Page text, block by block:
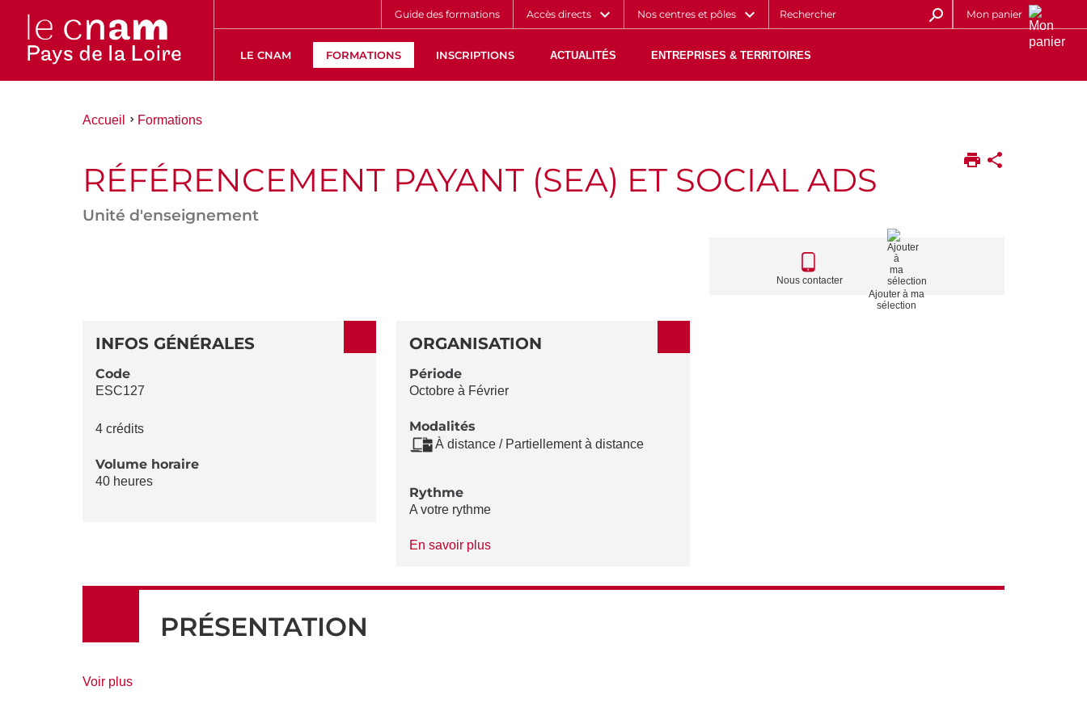
Aller
Navigation
Accès
Connexion
Guide des formations Accès directs Nos centres et pôles Mon panier
LE CNAM FORMATIONS INSCRIPTIONS ACTUALITÉS ENTREPRISES & TERRITOIRES
Vous
Accueil Formations
RÉFÉRENCEMENT PAYANT (SEA) ET SOCIAL ADS
Unité d'enseignement
DE
LA
CALL
TO
ACTIONS
Nous contacter
Ajouter à ma
sélection
DÉTAILS
INFOS GÉNÉRALES
Code
ESC127
4 crédits
Volume horaire
40 heures
ORGANISATION
Période
Octobre à Février
Modalités
À distance / Partiellement à distance
Rythme
A votre rythme
En savoir plusà
Rythme
PRÉSENTATION
Voir plusde